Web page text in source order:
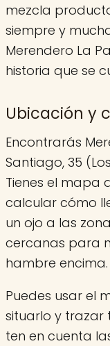
mezcla
siempre y
Merendero La
historia que se
Ubicación y
Encontrarás
Santiago, 35
Tienes el mapa
calcular cómo
un ojo a las
cercanas para
hambre encima.
Puedes usar el
situarlo y trazar
ten en cuenta